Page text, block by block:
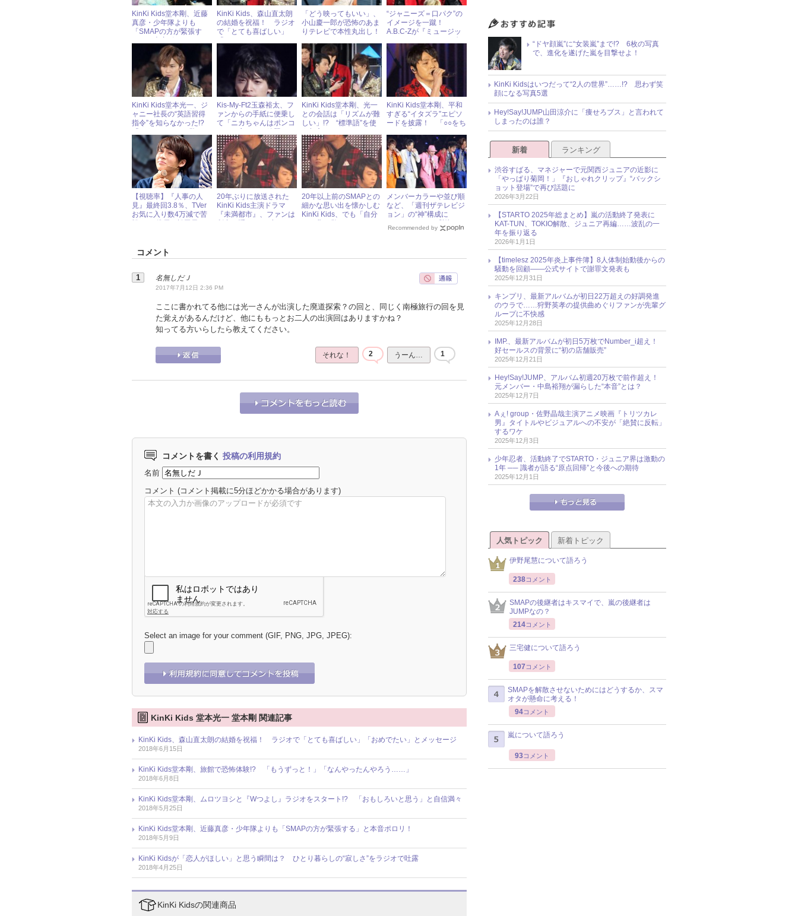
KinKi Kids堂本剛、近藤
真彦・少年隊よりも
「SMAPの方が緊張す
KinKi Kids、森山直太朗
の結婚を祝福！ ラジオ
で「とても喜ばしい」
「どう映ってもいい」、
小山慶一郎が恐怖のあま
りテレビで本性丸出し！
“ジャニーズ＝口パク”の
イメージを一蹴！
A.B.C-Zが『ミュージッ
ス＆生歌を披露！
KinKi Kids堂本光一、ジ
ャニー社長の“英語習得
指令”を知らなかった!?
Kis-My-Ft2玉森裕太、フ
ァンからの手紙に便乗し
て「ニカちゃんはポンコ
KinKi Kids堂本剛、光一
との会話は「リズムが難
しい」!? “標準語”を使
KinKi Kids堂本剛、平和
すぎる“イタズラ”エピソ
ードを披露！ 「○○をち
【視聴率】『人事の人
見』最終回3.8％、TVer
お気に入り数4万減で苦
20年ぶりに放送された
KinKi Kids主演ドラマ
『未満都市』、ファンは
20年以上前のSMAPとの
細かな思い出を懐かしむ
KinKi Kids、でも「自分
メンバーカラーや並び順
など、「週刊ザテレビジ
ョン」の“神”構成に
Recommended by
コメント
名無しだＪ
2017年7月12日 2:36 PM
ここに書かれてる他には光一さんが出演した廃道探索？の回と、同じく南極旅行の回を見
た覚えがあるんだけど、他にももっとお二人の出演回はありますかね？
知ってる方いらしたら教えてください。
それな！ 2 うーん… 1
コメントを書く 投稿の利用規約
名前
コメント (コメント掲載に5分ほどかかる場合があります)
Select an image for your comment (GIF, PNG, JPG, JPEG):
KinKi Kids 堂本光一 堂本剛 関連記事
KinKi Kids、森山直太朗の結婚を祝福！ ラジオで「とても喜ばしい」「おめでたい」とメッセージ
2018年6月15日
KinKi Kids堂本剛、旅館で恐怖体験!? 「もうずっと！」「なんやったんやろう……」
2018年6月8日
KinKi Kids堂本剛、ムロツヨシと『Wつよし』ラジオをスタート!? 「おもしろいと思う」と自信満々
2018年5月25日
KinKi Kids堂本剛、近藤真彦・少年隊よりも「SMAPの方が緊張する」と本音ポロリ！
2018年5月9日
KinKi Kidsが「恋人がほしい」と思う瞬間は？ ひとり暮らしの“寂しさ”をラジオで吐露
2018年4月25日
KinKi Kidsの関連商品
“ドヤ顔嵐”に“女装嵐”まで!? 6枚の写真
で、進化を遂げた嵐を目撃せよ！
KinKi Kidsはいつだって“2人の世界”……!? 思わず笑
顔になる写真5選
Hey!Say!JUMP山田涼介に「痩せろブス」と言われて
しまったのは誰？
新着 ランキング
渋谷すばる、マネジャーで元関西ジュニアの近影に
「やっぱり菊岡！」『おしゃれクリップ』“バックシ
ョット登場”で再び話題に
2026年3月22日
【STARTO 2025年総まとめ】嵐の活動終了発表に
KAT-TUN、TOKIO解散、ジュニア再編……波乱の一
年を振り返る
2026年1月1日
【timelesz 2025年炎上事件簿】8人体制始動後からの
騒動を回顧――公式サイトで謝罪文発表も
2025年12月31日
キンプリ、最新アルバムが初日22万超えの好調発進
のウラで……狩野英孝の提供曲めぐりファンが先輩グ
ループに不快感
2025年12月28日
IMP.、最新アルバムが初日5万枚でNumber_i超え！
好セールスの背景に“初の店舗販売”
2025年12月21日
Hey!Say!JUMP、アルバム初週20万枚で前作超え！
元メンバー・中島裕翔が漏らした“本音”とは？
2025年12月7日
Aぇ! group・佐野晶哉主演アニメ映画『トリツカレ
男』タイトルやビジュアルへの不安が「絶賛に反転」
するワケ
2025年12月3日
少年忍者、活動終了でSTARTO・ジュニア界は激動の
1年 ── 識者が語る“原点回帰”と今後への期待
2025年12月1日
人気トピック 新着トピック
伊野尾慧について語ろう
238コメント
SMAPの後継者はキスマイで、嵐の後継者は
JUMPなの？
214コメント
三宅健について語ろう
107 コメント
SMAPを解散させないためにはどうするか、スマ
オタが懸命に考える！
94コメント
嵐について語ろう
93コメント